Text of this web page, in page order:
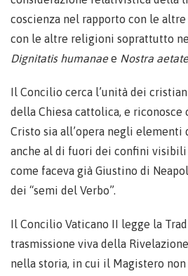
coscienza nel rapporto con le
con le altre religioni soprattutto
Dignitatis humanaee Nostra aetate
Il Concilio cerca l’unità dei
della Chiesa cattolica, e riconosce
Cristo sia all’opera negli elementi
anche al di fuori dei confini visibili
come faceva già Giustino di
dei “semi del Verbo”.
Il Concilio Vaticano II legge la
trasmissione viva della
nella storia, in cui il Magistero